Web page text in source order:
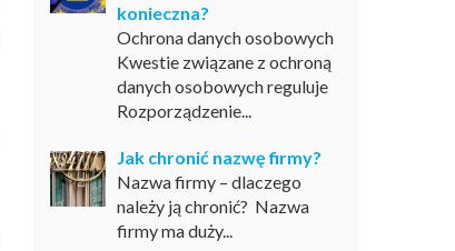
konieczna?
Ochrona danych osobowych
Kwestie związane z ochroną
danych osobowych reguluje
Rozporządzenie...
Jak chronić nazwę firmy?
Nazwa firmy – dlaczego
należy ją chronić? Nazwa
firmy ma duży...